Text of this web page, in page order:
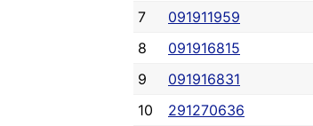
7
091911959
8
091916815
9
091916831
10
291270636